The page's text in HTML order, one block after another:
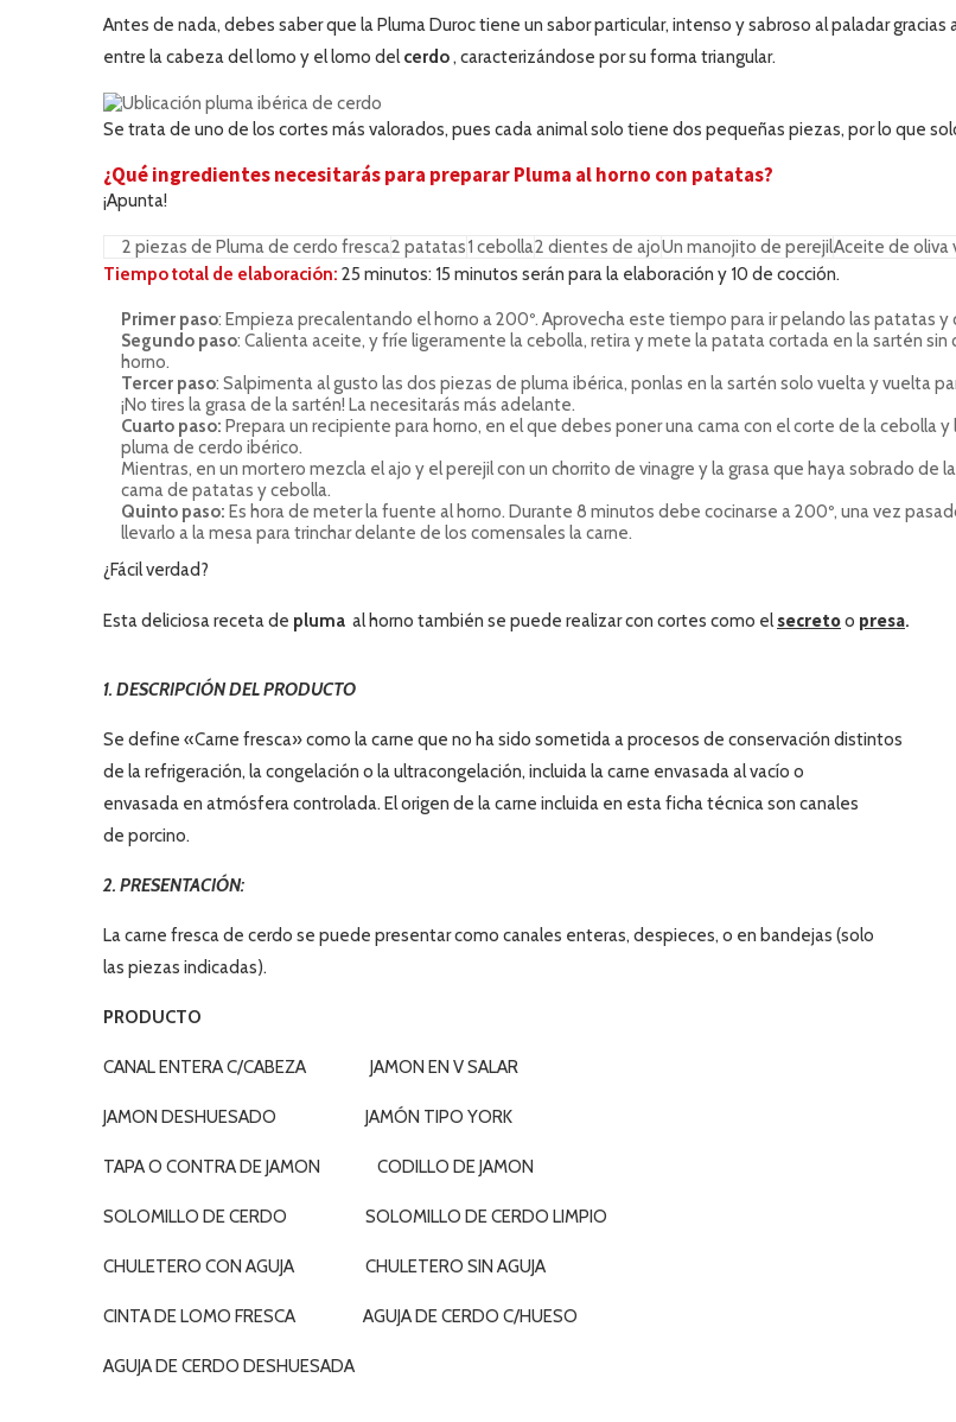
Antes de nada, debes saber que la Pluma Duroc tiene un sabor particular, intenso y sabroso al paladar
entre la cabeza del lomo y el lomo delcerdo, caracterizándose por su forma triangular.
Se trata de uno de los cortes más valorados, pues cada animal solo tiene dos pequeñas piezas, por lo que
¿Qué ingredientes necesitarás para preparar Pluma al horno con patatas?
¡Apunta!
2 piezas de Pluma de cerdo fresca2 patatas1 cebolla2 dientes de ajoUn manojito de perejilAceite de oliva
Tiempo total de elaboración: 25 minutos: 15 minutos serán para la elaboración y 10 de cocción.
Primer paso: Empieza precalentando el horno a 200º. Aprovecha este tiempo para ir pelando las patatas
Segundo paso: Calienta aceite, y fríe ligeramente la cebolla, retira y mete la patata cortada en la sartén
horno.
Tercer paso: Salpimenta al gusto las dos piezas de pluma ibérica, ponlas en la sartén solo vuelta y vuelta
¡No tires la grasa de la sartén! La necesitarás más adelante.
Cuarto paso: Prepara un recipiente para horno, en el que debes poner una cama con el corte de la cebolla
pluma de cerdo ibérico.
Mientras, en un mortero mezcla el ajo y el perejil con un chorrito de vinagre y la grasa que haya sobrado de
cama de patatas y cebolla.
Quinto paso: Es hora de meter la fuente al horno. Durante 8 minutos debe cocinarse a 200º, una vez
llevarlo a la mesa para trinchar delante de los comensales la carne.
¿Fácil verdad?
Esta deliciosa receta de pluma al horno también se puede realizar con cortes como elsecretoo presa.
1. DESCRIPCIÓN DEL PRODUCTO
Se define «Carne fresca» como la carne que no ha sido sometida a procesos de conservación distintos
de la refrigeración, la congelación o la ultracongelación, incluida la carne envasada al vacío o
envasada en atmósfera controlada. El origen de la carne incluida en esta ficha técnica son canales
de porcino.
2. PRESENTACIÓN:
La carne fresca de cerdo se puede presentar como canales enteras, despieces, o en bandejas (solo
las piezas indicadas).
PRODUCTO
CANAL ENTERA C/CABEZA JAMON EN V SALAR
JAMON DESHUESADO JAMÓN TIPO YORK
TAPA O CONTRA DE JAMON CODILLO DE JAMON
SOLOMILLO DE CERDO SOLOMILLO DE CERDO LIMPIO
CHULETERO CON AGUJA CHULETERO SIN AGUJA
CINTA DE LOMO FRESCA AGUJA DE CERDO C/HUESO
AGUJA DE CERDO DESHUESADA